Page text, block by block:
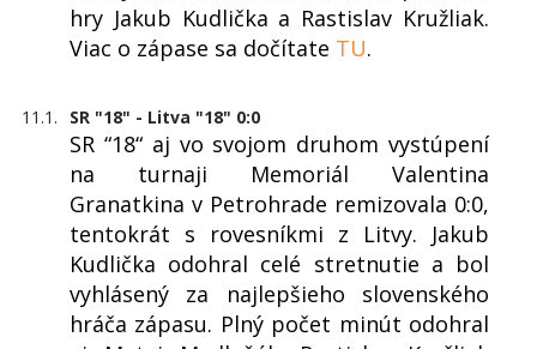
hry Jakub Kudlička a Rastislav Kružliak.
Viac o zápase sa dočítate TU.
11.1. SR "18" - Litva "18" 0:0
SR “18“ aj vo svojom druhom vystúpení
na turnaji Memoriál Valentina
Granatkina v Petrohrade remizovala 0:0,
tentokrát s rovesníkmi z Litvy. Jakub
Kudlička odohral celé stretnutie a bol
vyhlásený za najlepšieho slovenského
hráča zápasu. Plný počet minút odohral